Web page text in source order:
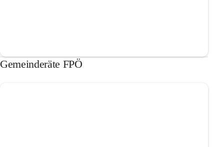
Gemeinderäte FPÖ